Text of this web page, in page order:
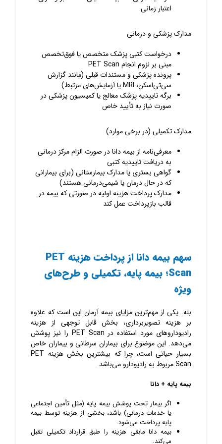
اعتبار زمانی
مدارک پزشکی و درمانی
درخواست کتبی پزشک متخصص یا فوق‌تخصص
مبنی بر لزوم انجام PET Scan
پرونده پزشکی و مستندات قبلی (مانند گزارش
سی‌تی‌اسکن، MRI یا آزمایش‌های مرتبط)
برگه تاییدیه پزشک معالج یا کمیسیون پزشکی در
صورت نیاز به تأیید خاص
مدارک تکمیلی (در برخی موارد)
معرفی‌نامه از بیمه دانا در صورت الزام مرکز درمانی
به دریافت تاییدیه کتبی
گواهی بستری یا مدارک بیمارستانی (برای بیمارانی
که در حال درمان یا شیمی‌درمانی هستند)
مدارک پرداخت هزینه اولیه در صورتی که بیمه در
قالب بازپرداخت عمل کند
سهم بیمه دانا از پرداخت هزینه PET
Scan؛ بیمه پایه، تکمیلی و طرح‌های
ویژه
بله. یکی از مهم‌ترین مزایای بیمه آرمان این است که علاوه
بر هزینه تصویربرداری، بخش قابل توجهی از هزینه
رادیوداروهای مورد استفاده در PET Scan را نیز پوشش
می‌دهد. این موضوع برای بیماران سرطانی و بیماران خاص
بسیار حیاتی است، چرا که بیشترین بخش هزینه PET
Scan مربوط به رادیودارو می‌باشد.
بیمه پایه + دانا
اگر بیمار تحت پوشش بیمه پایه (مثل تأمین اجتماعی
یا خدمات درمانی) باشد، بخشی از هزینه توسط بیمه
پایه پرداخت می‌شود.
بیمه دانا مابقی هزینه را طبق قرارداد تکمیلی تقبل
می‌کند.